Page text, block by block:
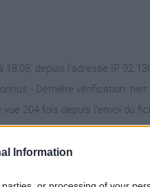
Information
18:08, depuis l'adresse IP
- Dernière vérification: hier
204 fois depuis l'envoi du
Copier